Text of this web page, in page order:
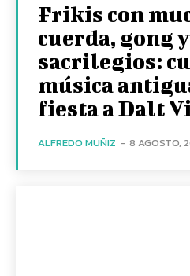
Frikis con
cuerda, gong y
sacrilegios:
música
fiesta a Dalt
ALFREDO MUÑIZ - 8 AGOSTO,